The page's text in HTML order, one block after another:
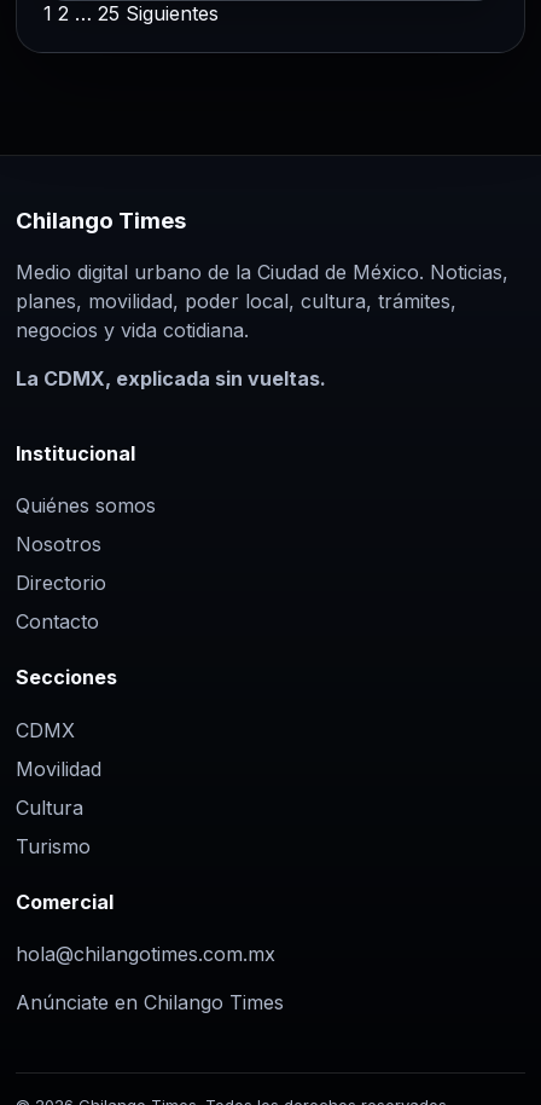
CDMX
La Ciudad de México participará en el
programado para el próximo 19 de
septiembre…
Paginación
entradas
1 2 … 25 Siguientes
Chilango Times
Medio digital urbano de la Ciudad de México. Noticias,
planes, movilidad, poder local, cultura, trámites,
negocios y vida cotidiana.
La CDMX, explicada sin vueltas.
Institucional
Quiénes somos
Nosotros
Directorio
Contacto
Secciones
CDMX
Movilidad
Cultura
Turismo
Comercial
hola@chilangotimes.com.mx
Anúnciate en Chilango Times